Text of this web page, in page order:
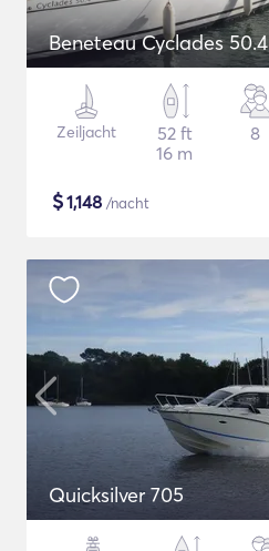
Beneteau Cyclades 50.4
Zeiljacht
52 ft
16 m
8
$1,148 /nacht
Quicksilver 705